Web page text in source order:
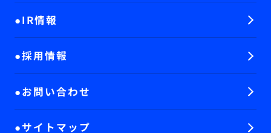
IR情報
採用情報
お問い合わせ
サイトマップ